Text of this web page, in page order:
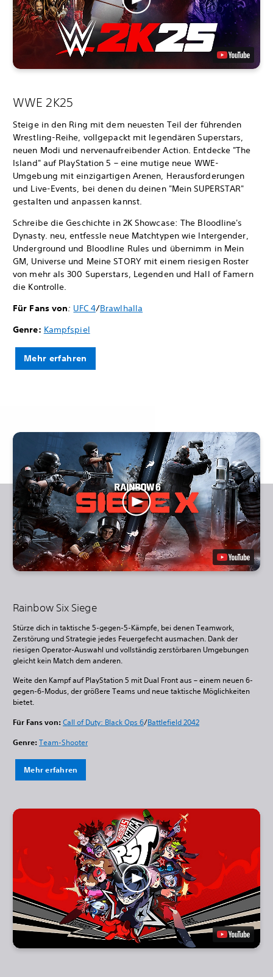
WWE 2K25
Steige in den Ring mit dem neuesten Teil der führenden
Wrestling-Reihe, vollgepackt mit legendären Superstars,
neuen Modi und nervenaufreibender Action. Entdecke "The
Island" auf PlayStation 5 – eine mutige neue WWE-
Umgebung mit einzigartigen Arenen, Herausforderungen
und Live-Events, bei denen du deinen "Mein SUPERSTAR"
gestalten und anpassen kannst.
Schreibe die Geschichte in 2K Showcase: The Bloodline's
Dynasty. neu, entfessle neue Matchtypen wie Intergender,
Underground und Bloodline Rules und übernimm in Mein
GM, Universe und Meine STORY mit einem riesigen Roster
von mehr als 300 Superstars, Legenden und Hall of Famern
die Kontrolle.
Für Fans von: UFC 4/Brawlhalla
Genre: Kampfspiel
Mehr erfahren
Rainbow Six Siege
Stürze dich in taktische 5-gegen-5-Kämpfe, bei denen Teamwork,
Zerstörung und Strategie jedes Feuergefecht ausmachen. Dank der
riesigen Operator-Auswahl und vollständig zerstörbaren Umgebungen
gleicht kein Match dem anderen.
Weite den Kampf auf PlayStation 5 mit Dual Front aus – einem neuen 6-
gegen-6-Modus, der größere Teams und neue taktische Möglichkeiten
bietet.
Für Fans von: Call of Duty: Black Ops 6/Battlefield 2042
Genre: Team-Shooter
Mehr erfahren